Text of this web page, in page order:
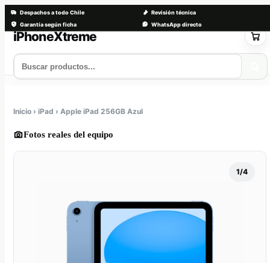
Despachos a todo Chile
Revisión técnica
Garantía según ficha
WhatsApp directo
Saltar
contenido
Inicio › iPad › Apple iPad 256GB Azul
Fotos reales del equipo
1/4